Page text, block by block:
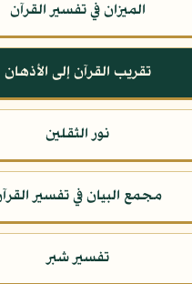
الميزان في تفسير القرآن
تقريب القرآن إلى الأذهان
نور الثقلين
مجمع البيان في تفسير
تفسير شبر